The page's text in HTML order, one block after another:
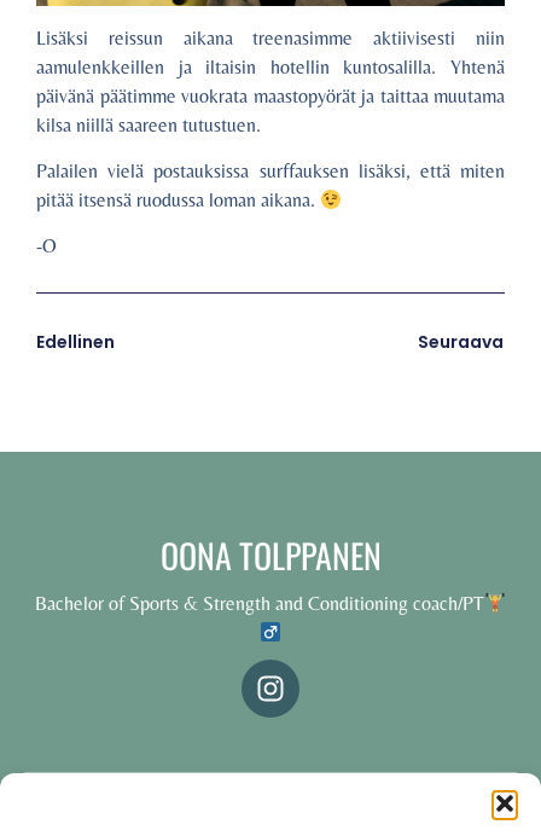
Lisäksi reissun aikana treenasimme aktiivisesti niin
aamulenkkeillen ja iltaisin hotellin kuntosalilla. Yhtenä
päivänä päätimme vuokrata maastopyörät ja taittaa muutama
kilsa niillä saareen tutustuen.
Palailen vielä postauksissa surffauksen lisäksi, että miten
pitää itsensä ruodussa loman aikana.
-O
Edellinen Seuraava
OONA TOLPPANEN
Bachelor of Sports & Strength and Conditioning coach/PT